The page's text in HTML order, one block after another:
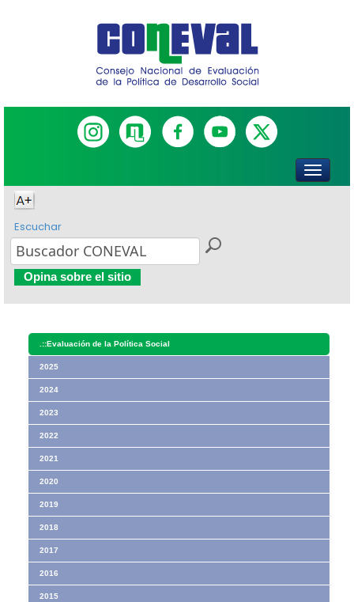
Escuchar
Opina sobre el sitio
.::Evaluación de la Política Social
2025
2024
2023
2022
2021
2020
2019
2018
2017
2016
2015